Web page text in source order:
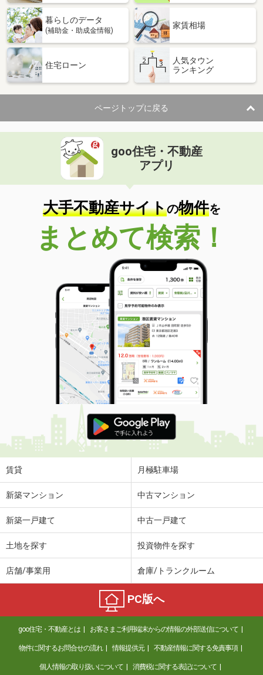
暮らしのデータ
(補助金・助成金情報)
家賃相場
住宅ローン
人気タウン
ランキング
ページトップに戻る
goo住宅・不動産
アプリ
大手不動産サイトの物件を
まとめて検索！
賃貸 月極駐車場
新築マンション 中古マンション
新築一戸建て 中古一戸建て
土地を探す 投資物件を探す
店舗/事業用 倉庫/トランクルーム
PC版へ
goo住宅・不動産とは お客さまご利用端末からの情報の外部送信について
物件に関するお問合せの流れ 情報提供元 不動産情報に関する免責事項
個人情報の取り扱いについて 消費税に関する表記について